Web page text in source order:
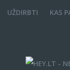
UŽDIRBTI KAS